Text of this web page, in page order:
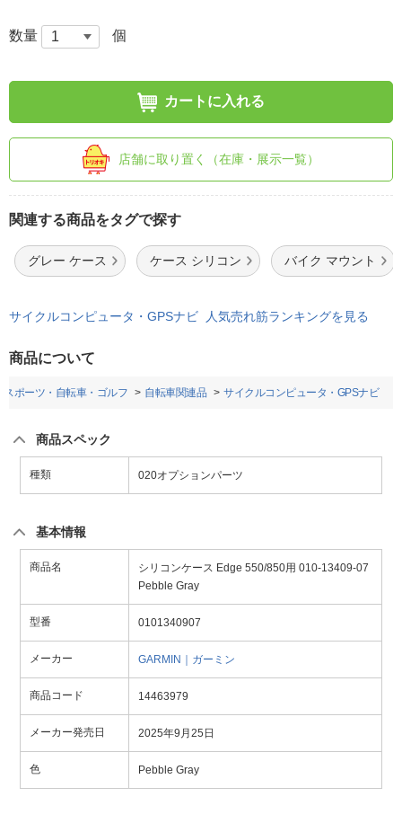
数量 個
カートに入れる
店舗に取り置く（在庫・展示一覧）
関連する商品をタグで探す
グレー ケース ケース シリコン バイク マウント
サイクルコンピュータ・GPSナビ 人気売れ筋ランキングを見る
商品について
スポーツ・自転車・ゴルフ 自転車関連品 サイクルコンピュータ・GPSナビ
商品スペック
種類 020オプションパーツ
基本情報
商品名
シリコンケース Edge 550/850用 010-13409-07
Pebble Gray
型番 0101340907
メーカー GARMIN｜ガーミン
商品コード 14463979
メーカー発売日 2025年9月25日
色 Pebble Gray